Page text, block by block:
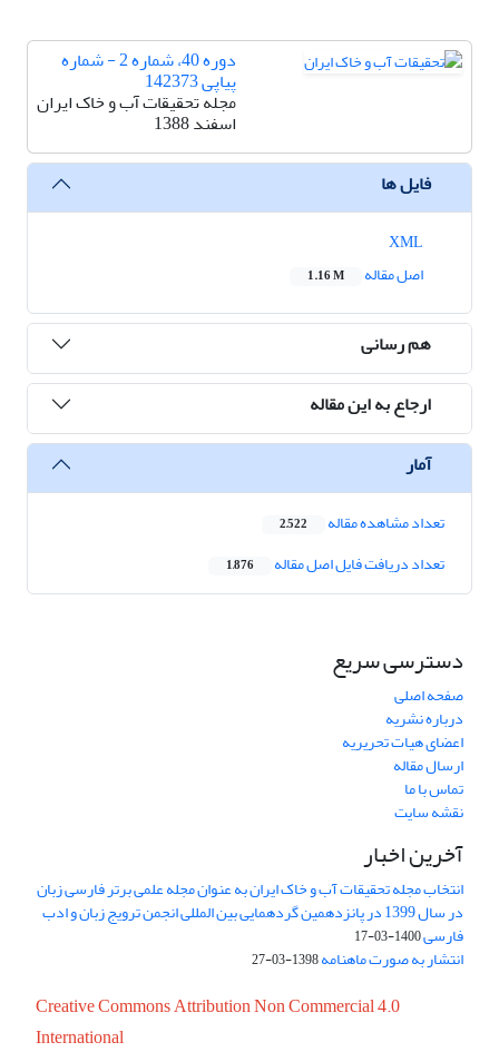
دوره 40، شماره 2 - شماره
پیاپی 142373
مجله تحقیقات آب و خاک ایران
اسفند 1388
فایل ها
اصل مقاله
1.16 M
هم رسانی
ارجاع به این مقاله
آمار
تعداد مشاهده مقاله 2,522
تعداد دریافت فایل اصل مقاله 1,876
دسترسی سریع
صفحه اصلی
درباره نشریه
اعضای هیات تحریریه
ارسال مقاله
تماس با ما
نقشه سایت
آخرین اخبار
انتخاب مجله تحقیقات آب و خاک ایران به عنوان مجله علمی برتر فارسی زبان
در سال 1399 در پانزدهمین گردهمایی بین المللی انجمن ترویج زبان و ادب
فارسی1400-03-17
انتشار به صورت ماهنامه1398-03-27
Creative Commons Attribution Non Commercial 4.0
International